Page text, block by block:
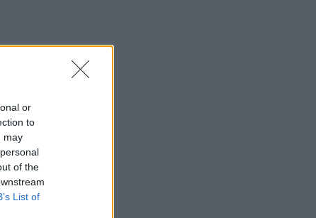
or
to
may
of the
List of
Το Ιρανικό κοινοβούλιο εξετάζει
και ισραηλινών πλοίων
08/26 - 21:31
Ολοκληρώθηκαν 325
σε πληγείσες περιοχές -
κρίθηκαν 118 κτήρια
08/26 - 21:07